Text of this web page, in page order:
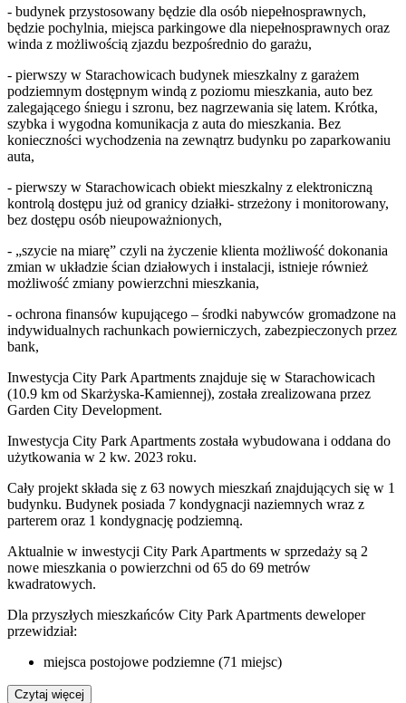
- budynek przystosowany będzie dla osób niepełnosprawnych,
będzie pochylnia, miejsca parkingowe dla niepełnosprawnych oraz
winda z możliwością zjazdu bezpośrednio do garażu,
- pierwszy w Starachowicach budynek mieszkalny z garażem
podziemnym dostępnym windą z poziomu mieszkania, auto bez
zalegającego śniegu i szronu, bez nagrzewania się latem. Krótka,
szybka i wygodna komunikacja z auta do mieszkania. Bez
konieczności wychodzenia na zewnątrz budynku po zaparkowaniu
auta,
- pierwszy w Starachowicach obiekt mieszkalny z elektroniczną
kontrolą dostępu już od granicy działki- strzeżony i monitorowany,
bez dostępu osób nieupoważnionych,
- „szycie na miarę” czyli na życzenie klienta możliwość dokonania
zmian w układzie ścian działowych i instalacji, istnieje również
możliwość zmiany powierzchni mieszkania,
- ochrona finansów kupującego – środki nabywców gromadzone na
indywidualnych rachunkach powierniczych, zabezpieczonych przez
bank,
Inwestycja City Park Apartments znajduje się w Starachowicach
(10.9 km od Skarżyska-Kamiennej), została zrealizowana przez
Garden City Development.
Inwestycja City Park Apartments została wybudowana i oddana do
użytkowania w 2 kw. 2023 roku.
Cały projekt składa się z 63 nowych mieszkań znajdujących się w 1
budynku. Budynek posiada 7 kondygnacji naziemnych wraz z
parterem oraz 1 kondygnację podziemną.
Aktualnie w inwestycji City Park Apartments w sprzedaży są 2
nowe mieszkania o powierzchni od 65 do 69 metrów
kwadratowych.
Dla przyszłych mieszkańców City Park Apartments deweloper
przewidział:
miejsca postojowe podziemne (71 miejsc)
Czytaj więcej